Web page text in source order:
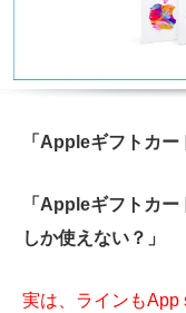
「Appleギフトカー
「Appleギフトカ
しか使えない？」
実は、ラインもApp